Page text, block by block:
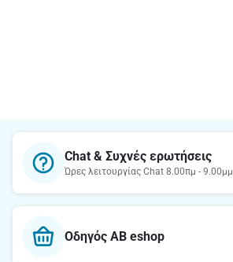
Chat & Συχνές ερωτήσεις
Ώρες λειτουργίας Chat 8.00πμ - 9.00μμ
Οδηγός AB eshop